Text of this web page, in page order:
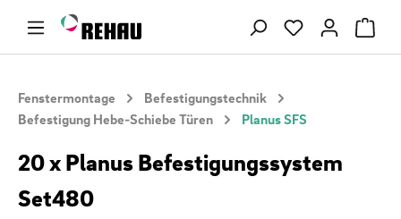
Zum Hauptinhalt springen Du hast 0
Fenstermontage
Befestigungstechnik
Befestigung Hebe-Schiebe Türen
Planus SFS
20 x Planus Befestigungssystem
Set480